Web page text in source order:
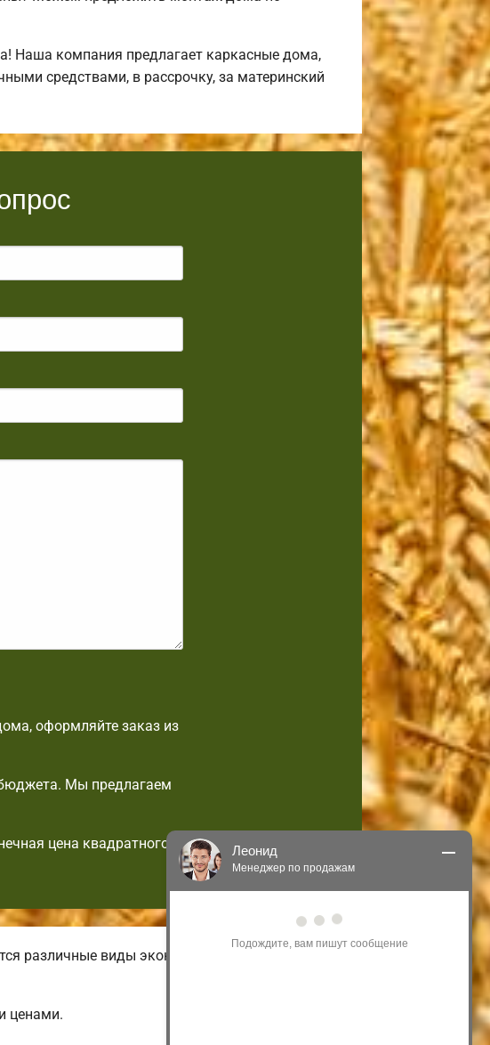
Наша компания предлагает каркасные дома,
средствами, в рассрочку, за материнский
оформляйте заказ из
Мы предлагаем
цена квадратного
различные виды экономных малогабаритных
ценами.
Леонид
Менеджер по продажам
Здравствуйте! Я могу
акциям и проектам.